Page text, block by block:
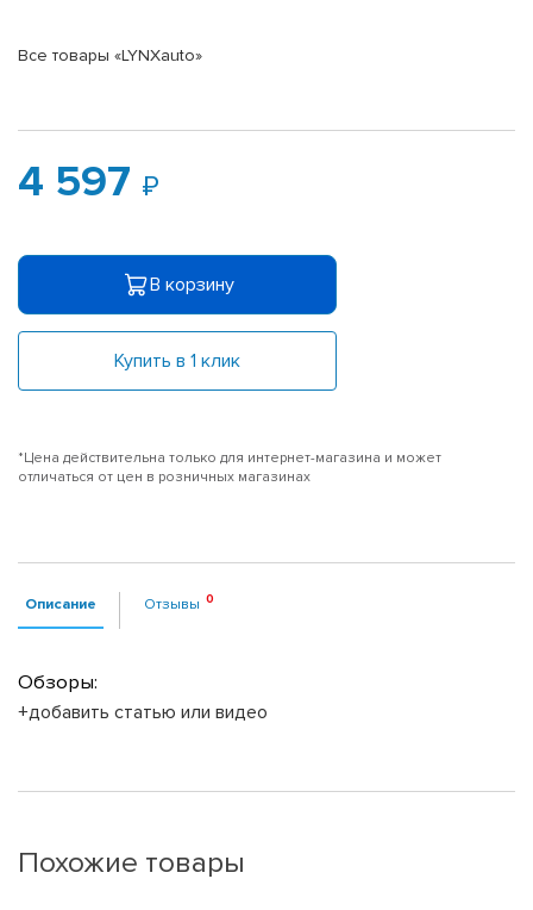
Все товары «LYNXauto»
4 597
В корзину
Купить в 1 клик
*Цена действительна только для интернет-магазина и может
отличаться от цен в розничных магазинах
Описание Отзывы
Обзоры:
+добавить статью или видео
Похожие товары